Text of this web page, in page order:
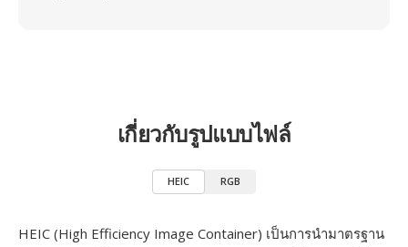
เกี่ยวกับรูปแบบไฟล์
HEIC RGB
HEIC (High Efficiency Image Container) เป็นการนำมาตรฐาน